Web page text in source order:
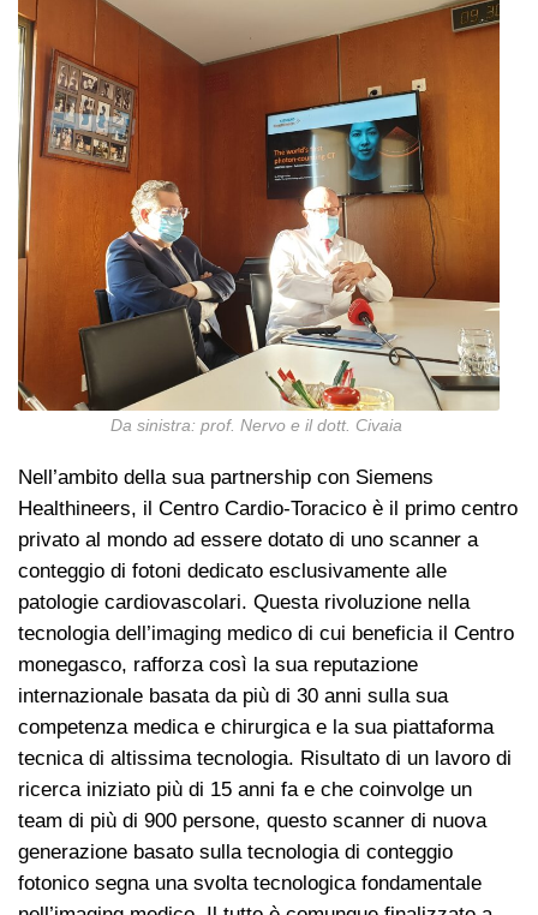
Da sinistra: prof. Nervo e il dott. Civaia
Nell’ambito della sua partnership con Siemens
Healthineers, il Centro Cardio-Toracico è il primo centro
privato al mondo ad essere dotato di uno scanner a
conteggio di fotoni dedicato esclusivamente alle
patologie cardiovascolari. Questa rivoluzione nella
tecnologia dell’imaging medico di cui beneficia il Centro
monegasco, rafforza così la sua reputazione
internazionale basata da più di 30 anni sulla sua
competenza medica e chirurgica e la sua piattaforma
tecnica di altissima tecnologia. Risultato di un lavoro di
ricerca iniziato più di 15 anni fa e che coinvolge un
team di più di 900 persone, questo scanner di nuova
generazione basato sulla tecnologia di conteggio
fotonico segna una svolta tecnologica fondamentale